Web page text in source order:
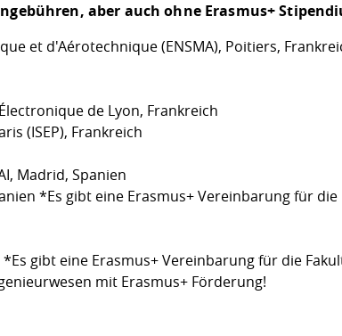
aber auch ohne Erasmus+
et d'Aérotechnique (ENSMA), Poitiers,
de Lyon, Frankreich
(ISEP), Frankreich
Madrid, Spanien
*Es gibt eine Erasmus+ Vereinbarung für
*Es gibt eine Erasmus+ Vereinbarung für die
mit Erasmus+ Förderung!